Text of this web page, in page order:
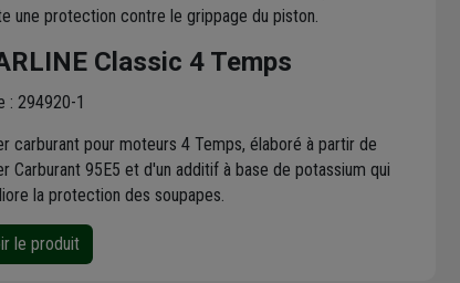
une protection contre le grippage du piston.
Classic 4 Temps
: 294920-1
carburant pour moteurs 4 Temps, élaboré à partir de
Carburant 95E5 et d'un additif à base de potassium qui
la protection des soupapes.
le produit